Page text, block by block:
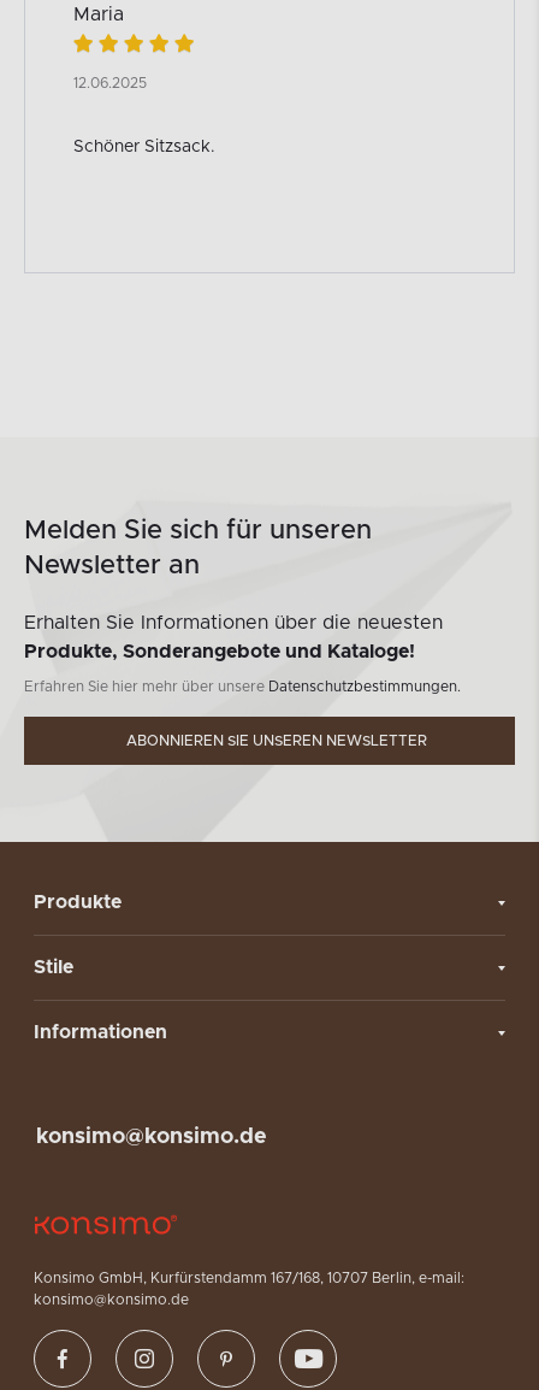
Maria
12.06.2025
Schöner Sitzsack.
Melden Sie sich für unseren
Newsletter an
Erhalten Sie Informationen über die neuesten
Produkte, Sonderangebote und Kataloge!
Erfahren Sie hier mehr über unsere Datenschutzbestimmungen.
ABONNIEREN SIE UNSEREN NEWSLETTER
Produkte
Stile
Informationen
Konsimo GmbH, Kurfürstendamm 167/168, 10707 Berlin, e-mail:
konsimo@konsimo.de
konsimo@konsimo.de